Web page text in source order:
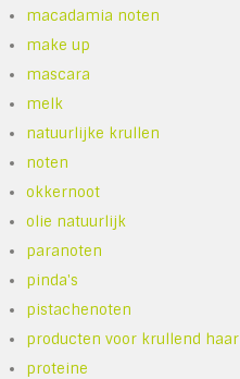
macadamia noten
make up
mascara
melk
natuurlijke krullen
noten
okkernoot
olie natuurlijk
paranoten
pinda's
pistachenoten
producten voor krullend haar
proteine